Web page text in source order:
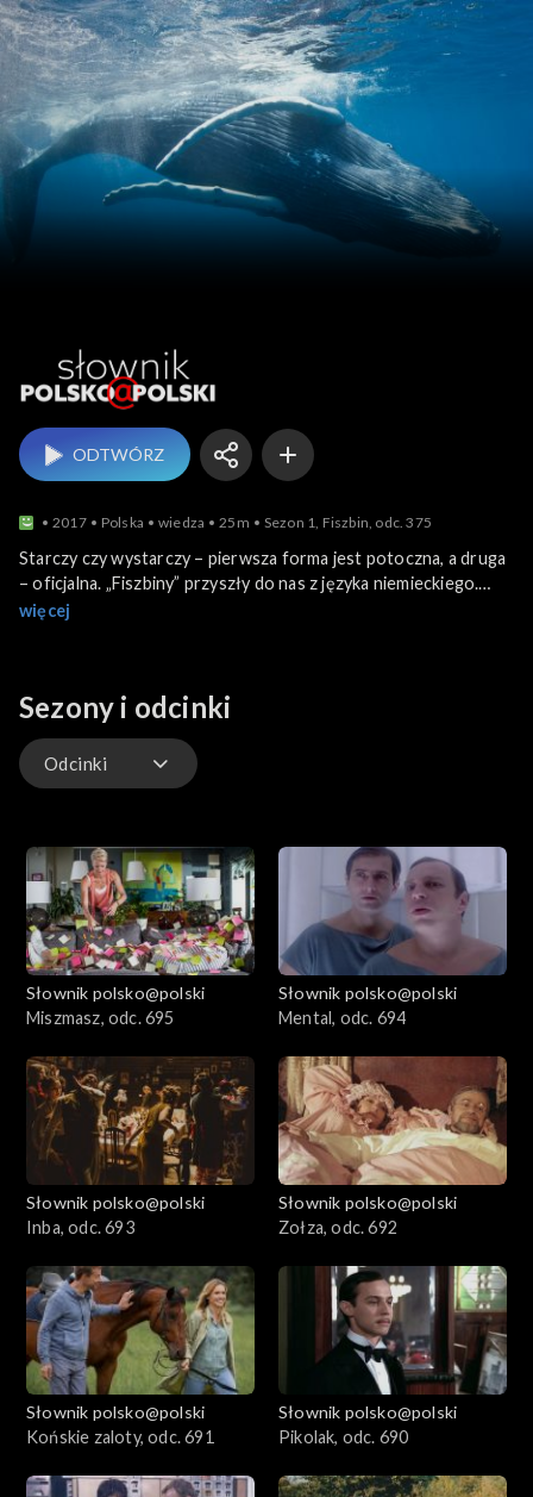
Słownik polsko@polski
ODTWÓRZ
2017 Polska wiedza 25m Sezon 1, Fiszbin, odc. 375
Starczy czy wystarczy – pierwsza forma jest potoczna, a druga
– oficjalna. „Fiszbiny” przyszły do nas z języka niemieckiego.
Jako termin biologiczny to „substancja rogowa na podniebieniu
drugim przypadku jest liczba mnoga: ten fiszbin – bez tych
fiszbinów.
więcej
Sezony i odcinki
Odcinki
Słownik polsko@polski
Miszmasz, odc. 695
Słownik polsko@polski
Mental, odc. 694
Słownik polsko@polski
Inba, odc. 693
Słownik polsko@polski
Zołza, odc. 692
Słownik polsko@polski
Końskie zaloty, odc. 691
Słownik polsko@polski
Pikolak, odc. 690